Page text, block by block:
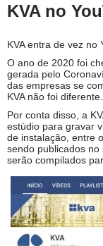
KVA no
KVA entra de vez no
O ano de 2020 foi
gerada pelo
das empresas se
KVA não foi diferente.
Por conta disso, a
estúdio para gravar
de instalação, entre
sendo publicados no
serão compilados